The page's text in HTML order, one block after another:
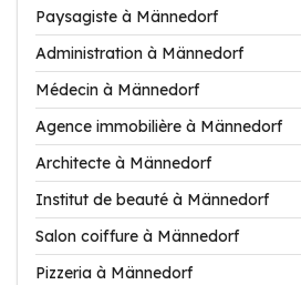
Paysagiste à Männedorf
Administration à Männedorf
Médecin à Männedorf
Agence immobilière à Männedorf
Architecte à Männedorf
Institut de beauté à Männedorf
Salon coiffure à Männedorf
Pizzeria à Männedorf